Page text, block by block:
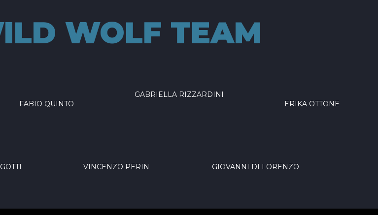
WOLF TEAM
FABIO QUINTO
GABRIELLA RIZZARDINI
ERIKA OTTONE
VINCENZO PERIN GIOVANNI DI LORENZO